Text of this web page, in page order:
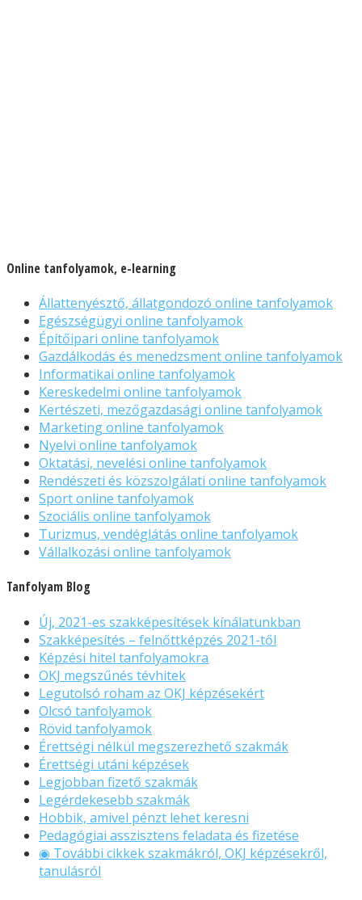
Online tanfolyamok, e-learning
Állattenyésztő, állatgondozó online tanfolyamok
Egészségügyi online tanfolyamok
Építőipari online tanfolyamok
Gazdálkodás és menedzsment online tanfolyamok
Informatikai online tanfolyamok
Kereskedelmi online tanfolyamok
Kertészeti, mezőgazdasági online tanfolyamok
Marketing online tanfolyamok
Nyelvi online tanfolyamok
Oktatási, nevelési online tanfolyamok
Rendészeti és közszolgálati online tanfolyamok
Sport online tanfolyamok
Szociális online tanfolyamok
Turizmus, vendéglátás online tanfolyamok
Vállalkozási online tanfolyamok
Tanfolyam Blog
Új, 2021-es szakképesítések kínálatunkban
Szakképesítés – felnőttképzés 2021-től
Képzési hitel tanfolyamokra
OKJ megszűnés tévhitek
Legutolsó roham az OKJ képzésekért
Olcsó tanfolyamok
Rövid tanfolyamok
Érettségi nélkül megszerezhető szakmák
Érettségi utáni képzések
Legjobban fizető szakmák
Legérdekesebb szakmák
Hobbik, amivel pénzt lehet keresni
Pedagógiai asszisztens feladata és fizetése
◉ További cikkek szakmákról, OKJ képzésekről,
tanulásról